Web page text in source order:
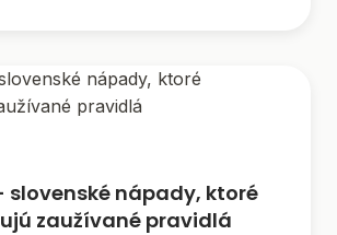
- slovenské nápady, ktoré
zaužívané pravidlá